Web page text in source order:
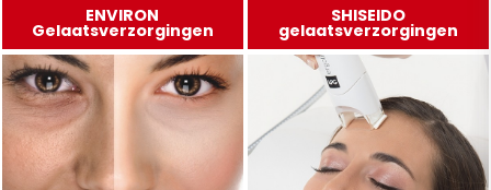
ENVIRON
Gelaatsverzorgingen
SHISEIDO
gelaatsverzorgingen